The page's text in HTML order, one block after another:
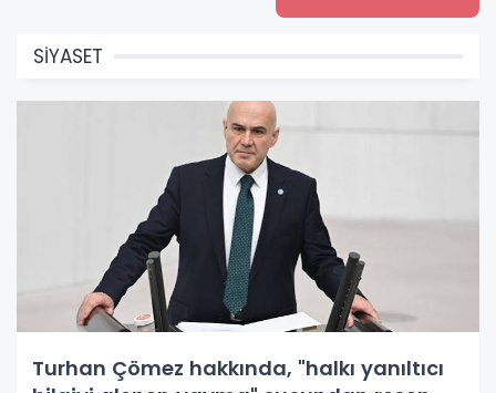
SİYASET
Turhan Çömez hakkında, "halkı yanıltıcı